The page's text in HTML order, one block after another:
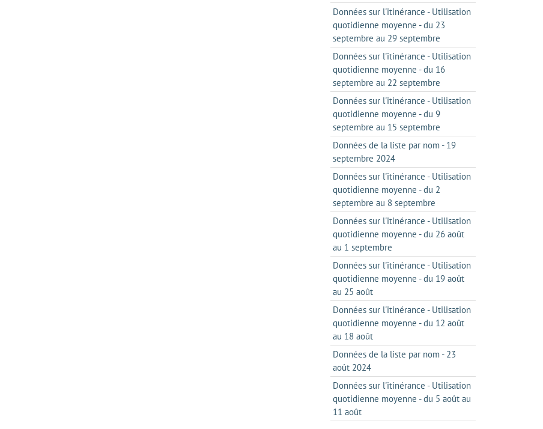
Données sur l'itinérance - Utilisation
quotidienne moyenne - du 23
septembre au 29 septembre
Données sur l'itinérance - Utilisation
quotidienne moyenne - du 16
septembre au 22 septembre
Données sur l'itinérance - Utilisation
quotidienne moyenne - du 9
septembre au 15 septembre
Données de la liste par nom - 19
septembre 2024
Données sur l'itinérance - Utilisation
quotidienne moyenne - du 2
septembre au 8 septembre
Données sur l'itinérance - Utilisation
quotidienne moyenne - du 26 août
au 1 septembre
Données sur l'itinérance - Utilisation
quotidienne moyenne - du 19 août
au 25 août
Données sur l'itinérance - Utilisation
quotidienne moyenne - du 12 août
au 18 août
Données de la liste par nom - 23
août 2024
Données sur l'itinérance - Utilisation
quotidienne moyenne - du 5 août au
11 août